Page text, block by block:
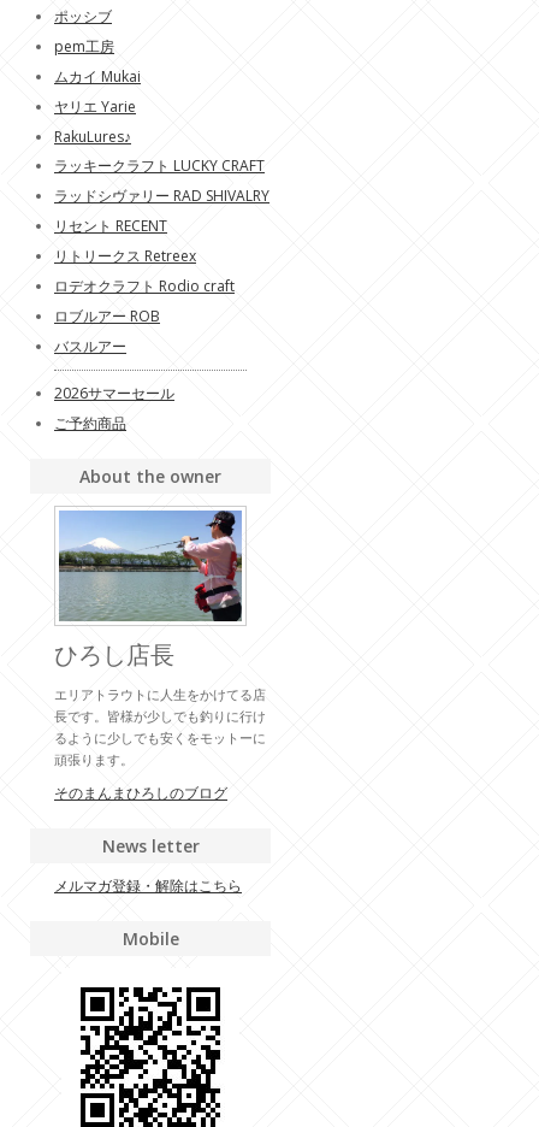
ポッシブ
pem工房
ムカイ Mukai
ヤリエ Yarie
RakuLures♪
ラッキークラフト LUCKY CRAFT
ラッドシヴァリー RAD SHIVALRY
リセント RECENT
リトリークス Retreex
ロデオクラフト Rodio craft
ロブルアー ROB
バスルアー
2026サマーセール
ご予約商品
About the owner
ひろし店長
エリアトラウトに人生をかけてる店
長です。皆様が少しでも釣りに行け
るように少しでも安くをモットーに
頑張ります。
そのまんまひろしのブログ
News letter
メルマガ登録・解除はこちら
Mobile